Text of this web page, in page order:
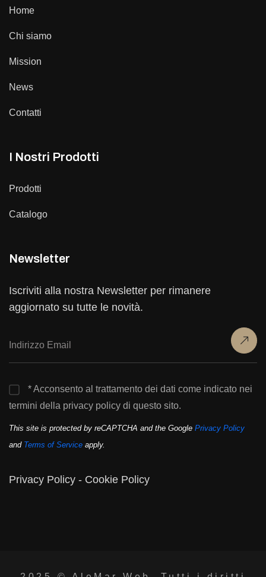
Home
Chi siamo
Mission
News
Contatti
I Nostri Prodotti
Prodotti
Catalogo
Newsletter
Iscriviti alla nostra Newsletter per rimanere
aggiornato su tutte le novità.
* Acconsento al trattamento dei dati come indicato nei
termini della privacy policy di questo sito.
This site is protected by reCAPTCHA and the Google Privacy Policy
and Terms of Service apply.
Privacy Policy - Cookie Policy